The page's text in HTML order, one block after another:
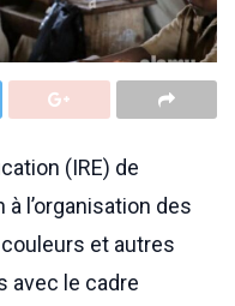
(IRE) de
l’organisation des
et autres
avec le cadre